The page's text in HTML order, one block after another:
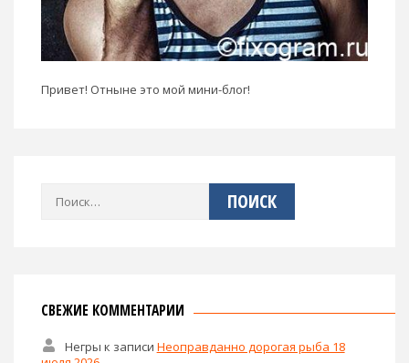
Привет! Отныне это мой мини-блог!
Найти:
СВЕЖИЕ КОММЕНТАРИИ
Негры к записи Неоправданно дорогая рыба 18